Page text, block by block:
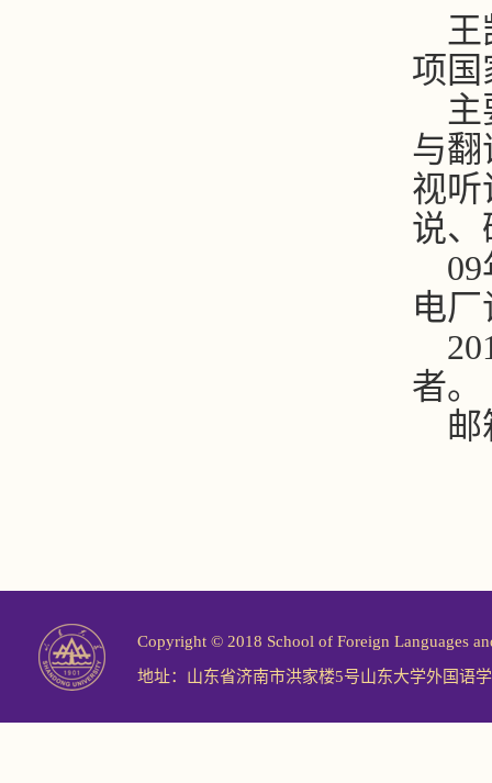
项国
与翻
视听
说、
09
电
者。
邮
Copyright © 2018 School of Foreign Languages
地址：山东省济南市洪家楼5号山东大学外国语